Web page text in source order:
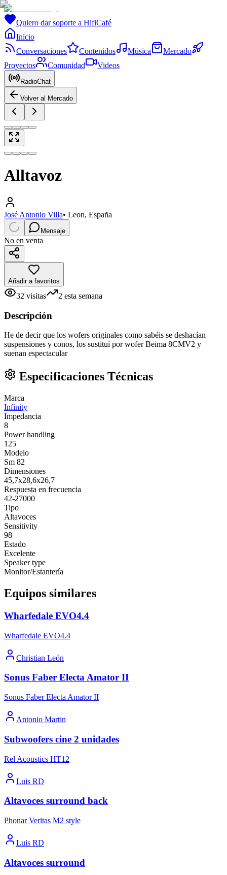
Quiero dar soporte a HifiCafé
Inicio
Conversaciones
Contenidos Música
Mercado
Proyectos
Comunidad Videos
RadioChat
Volver al Mercado
Alltavoz
José Antonio Villa• Leon, España
Mensaje
No en venta
Añadir a favoritos
32 visitas 2 esta semana
Descripción
He de decir que los wofers originales como sabéis se deshacían
suspensiones y conos, los sustituí por wofer Beima 8CMV2 y
suenan espectacular
Especificaciones Técnicas
Marca
Infinity
Impedancia
8
Power handling
125
Modelo
Sm 82
Dimensiones
45,7x28,6x26,7
Respuesta en frecuencia
42-27000
Tipo
Altavoces
Sensitivity
98
Estado
Excelente
Speaker type
Monitor/Estantería
Equipos similares
Wharfedale EVO4.4
Wharfedale EVO4.4
Christian León
Sonus Faber Electa Amator II
Sonus Faber Electa Amator II
Antonio Martin
Subwoofers cine 2 unidades
Rel Acoustics HT12
Luis RD
Altavoces surround back
Phonar Veritas M2 style
Luis RD
Altavoces surround